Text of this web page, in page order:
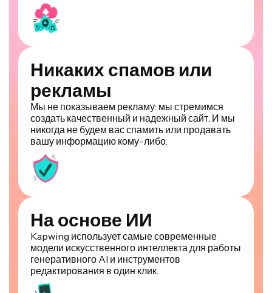
Никаких спамов или
рекламы
Мы не показываем рекламу: мы стремимся
создать качественный и надежный сайт. И мы
никогда не будем вас спамить или продавать
вашу информацию кому-либо.
На основе ИИ
Kapwing использует самые современные
модели искусственного интеллекта для работы
генеративного AI и инструментов
редактирования в один клик.